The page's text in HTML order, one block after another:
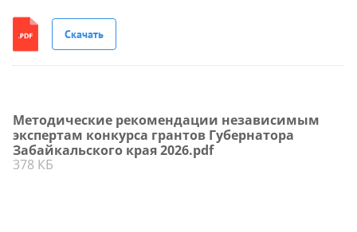
Скачать
Методические рекомендации независимым
экспертам конкурса грантов Губернатора
Забайкальского края 2026.pdf
378 КБ